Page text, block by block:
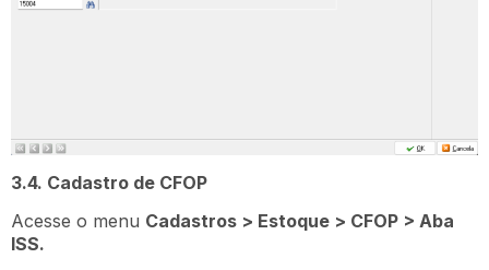
3.4. Cadastro de CFOP
Acesse o menu Cadastros > Estoque > CFOP > Aba
ISS.